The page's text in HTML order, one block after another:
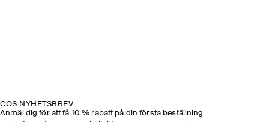
COS NYHETSBREV
Anmäl dig för att få 10 % rabatt på din första beställning